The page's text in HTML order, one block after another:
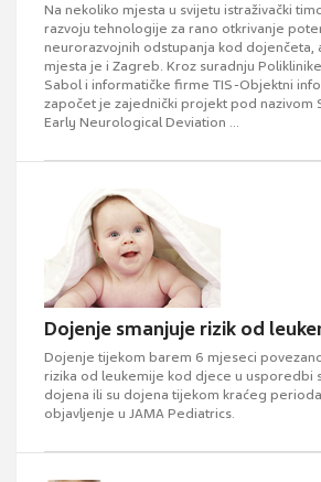
Na nekoliko mjesta u svijetu istraživački
razvoju tehnologije za rano otkrivanje
neurorazvojnih odstupanja kod dojenčeta,
mjesta je i Zagreb. Kroz suradnju
Sabol i informatičke firme TIS-Objektni
započet je zajednički projekt pod nazivom
Early Neurological Deviation ...
Dojenje smanjuje rizik od
Dojenje tijekom barem 6 mjeseci
rizika od leukemije kod djece u usporedbi
dojena ili su dojena tijekom kraćeg
objavljenje u JAMA Pediatrics.